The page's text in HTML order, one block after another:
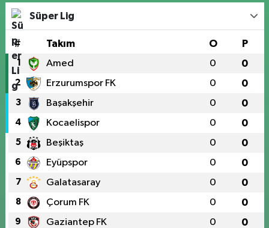
Süper Lig
# Takım O P
1 Amed 0 0
2 Erzurumspor FK 0 0
3 Başakşehir 0 0
4 Kocaelispor 0 0
5 Beşiktaş 0 0
6 Eyüpspor 0 0
7 Galatasaray 0 0
8 Çorum FK 0 0
9 Gaziantep FK 0 0